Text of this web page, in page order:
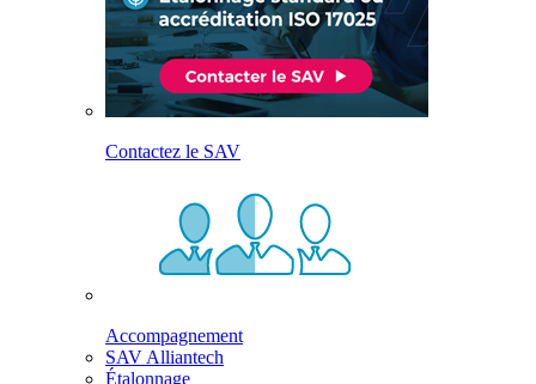
Contactez le SAV
Accompagnement
SAV Alliantech
Étalonnage